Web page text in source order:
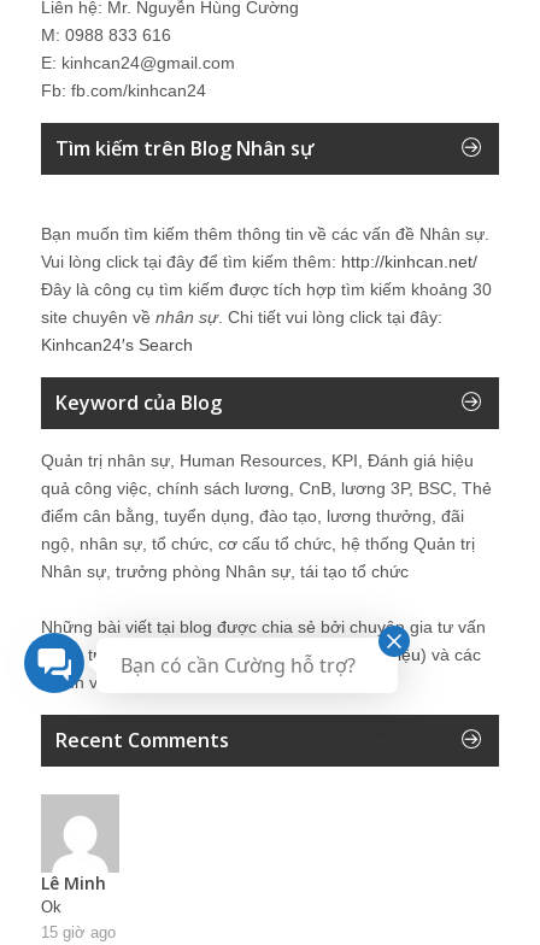
Liên hệ: Mr. Nguyễn Hùng Cường
M: 0988 833 616
E: kinhcan24@gmail.com
Fb: fb.com/kinhcan24
Tìm kiếm trên Blog Nhân sự
Bạn muốn tìm kiếm thêm thông tin về các vấn đề Nhân sự
Vui lòng click tại đây để tìm kiếm thêm: http://kinhcan.net/
Đây là công cụ tìm kiếm được tích hợp tìm kiếm khoảng 30
site chuyên về nhân sự. Chi tiết vui lòng click tại đây:
Kinhcan24′s Search
Keyword của Blog
Quản trị nhân sự, Human Resources, KPI, Đánh giá hiệu
quả công việc, chính sách lương, CnB, lương 3P, BSC, Thẻ
điểm cân bằng, tuyển dụng, đào tạo, lương thưởng, đãi
ngộ, nhân sự, tổ chức, cơ cấu tổ chức, hệ thống Quản trị
Nhân sự, trưởng phòng Nhân sự, tái tạo tổ chức
Những bài viết tại blog được chia sẻ bởi chuyên gia tư vấn
Quản trị Nhân sự Nguyễn Hùng Cường (giới thiệu) và các
thành viên khác trong cộng đồng Nhân sự.
Recent Comments
Lê Minh
Ok
15 giờ ago
Bạn có cần Cường hỗ trợ?